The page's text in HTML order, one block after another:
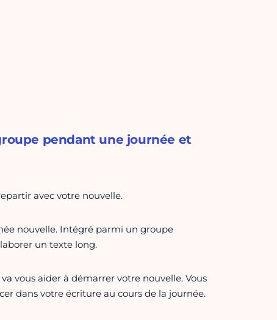
pendant une journée et
avec votre nouvelle.
nouvelle. Intégré parmi un groupe
un texte long.
vous aider à démarrer votre nouvelle. Vous
dans votre écriture au cours de la journée.